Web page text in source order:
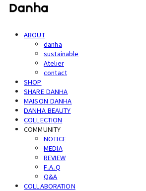
ABOUT
danha
sustainable
Atelier
contact
SHOP
SHARE DANHA
MAISON DANHA
DANHA BEAUTY
COLLECTION
COMMUNITY
NOTICE
MEDIA
REVIEW
F.A.Q
Q&A
COLLABORATION